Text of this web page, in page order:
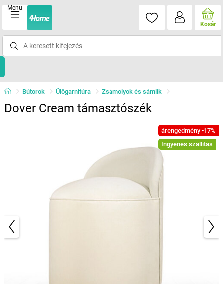
Menu
Kosár
Bútorok Ülőgarnitúra Zsámolyok és sámlik
Dover Cream támasztószék
árengedmény -17%
Ingyenes szállítás